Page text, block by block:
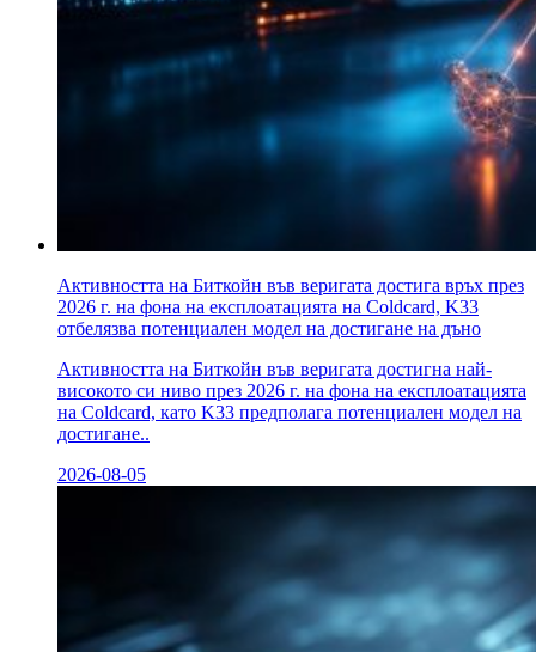
Активността на Биткойн във веригата достига връх през
2026 г. на фона на експлоатацията на Coldcard, K33
отбелязва потенциален модел на достигане на дъно
Активността на Биткойн във веригата достигна най-
високото си ниво през 2026 г. на фона на експлоатацията
на Coldcard, като K33 предполага потенциален модел на
достигане..
2026-08-05